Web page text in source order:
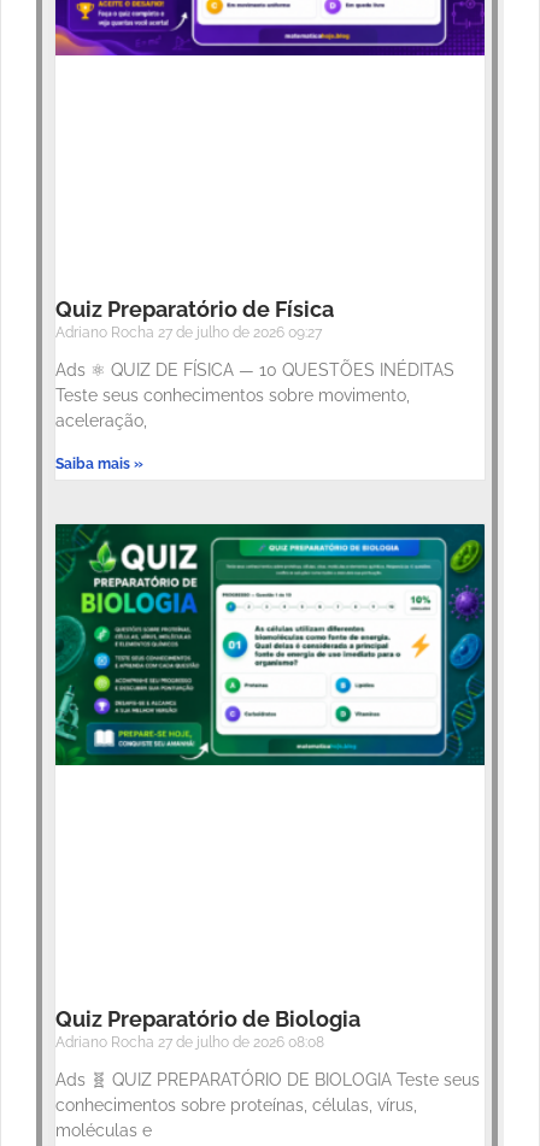
Quiz Preparatório de Física
Adriano Rocha 27 de julho de 2026 09:27
Ads ⚛️ QUIZ DE FÍSICA — 10 QUESTÕES INÉDITAS
Teste seus conhecimentos sobre movimento,
aceleração,
Saiba mais »
Quiz Preparatório de Biologia
Adriano Rocha 27 de julho de 2026 08:08
Ads 🧬 QUIZ PREPARATÓRIO DE BIOLOGIA Teste seus
conhecimentos sobre proteínas, células, vírus,
moléculas e